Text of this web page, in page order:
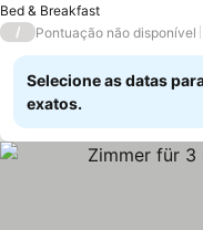
Bed & Breakfast
/ Pontuação não disponível
Selecione as datas
exatos.